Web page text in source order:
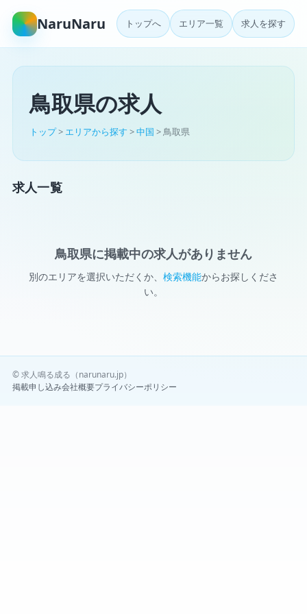
NaruNaru トップへ エリア一覧 求人を探す
鳥取県の求人
トップ> エリアから探す >中国 > 鳥取県
求人一覧
鳥取県に掲載中の求人がありません
別のエリアを選択いただくか、 検索機能からお探しくださ
い。
© 求人鳴る成る（narunaru.jp）
掲載申し込み会社概要プライバシーポリシー